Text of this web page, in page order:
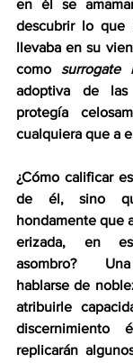
en él se
descubrir lo que
llevaba en su
como surrogate
adoptiva de
protegía
cualquiera que a
¿Cómo calificar
de él, sino
hondamente que
erizada, en
asombro?
hablarse de
atribuirle
replicarán